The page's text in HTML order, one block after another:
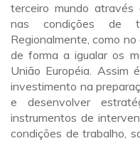
terceiro mundo através
nas condições de
Regionalmente, como
de forma a igualar os
União Européia. Assim
investimento na
e desenvolver
instrumentos de
condições de trabalho,